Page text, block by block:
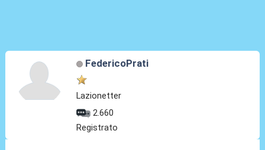
FedericoPrati
Lazionetter
2.660
Registrato